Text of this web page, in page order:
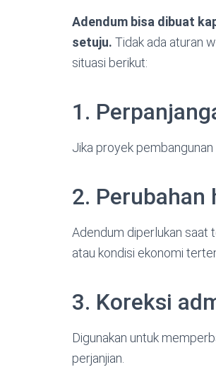
Adendum bisa dibuat
setuju. Tidak ada aturan
situasi berikut:
1.
Jika proyek
2. Perubahan
Adendum diperlukan saat
atau kondisi ekonomi
3. Koreksi
Digunakan untuk
perjanjian.